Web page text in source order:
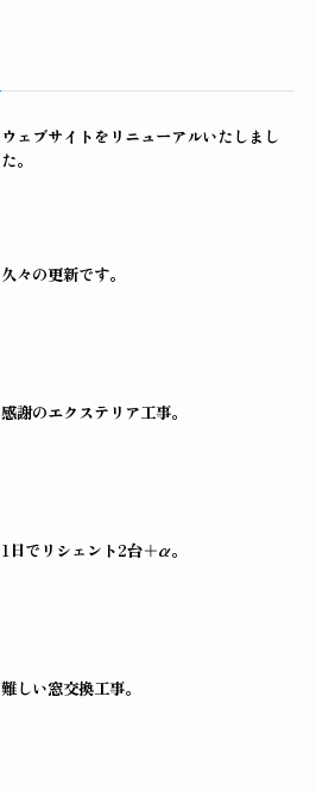
ウェブサイトをリニューアルいたしまし
た。
久々の更新です。
感謝のエクステリア工事。
1日でリシェント2台＋α。
難しい窓交換工事。